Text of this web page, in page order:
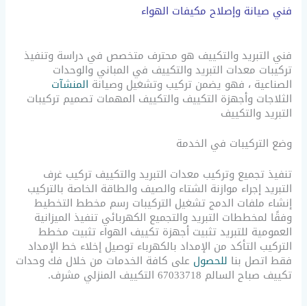
فني صيانة وإصلاح مكيفات الهواء
فني التبريد والتكييف هو محترف متخصص في دراسة وتنفيذ
تركيبات معدات التبريد والتكييف في المباني والوحدات
الصناعية ، فهو يضمن تركيب وتشغيل وصيانة المنشآت
الثلاجات وأجهزة التكييف والتكييف المهمات تصميم تركيبات
التبريد والتكييف
وضع التركيبات في الخدمة
تنفيذ تجميع وتركيب معدات التبريد والتكييف تركيب غرف
التبريد إجراء موازنة الشتاء والصيف والطاقة الخاصة بالتركيب
إنشاء ملفات الدمج تشغيل التركيبات رسم مخطط التخطيط
وفقًا لمخططات التبريد والتجميع الكهربائي تنفيذ الميزانية
العمومية للتبريد تثبيت أجهزة تكييف الهواء تثبيت مخطط
التركيب التأكد من الإمداد بالكهرباء توصيل إخلاء خط الإمداد
فقط اتصل بنا للحصول على كافة الخدمات من خلال فك وحدات
تكييف صباح السالم 67033718 التكييف المنزلي مشرف.